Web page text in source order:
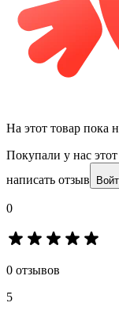
На этот товар пока
Покупали у нас этот
написать отзыв
0
0 отзывов
5